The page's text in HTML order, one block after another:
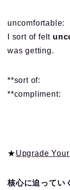
uncomfortable:
I sort of felt
was getting.
**sort of:
**compliment:
★Upgrade
核心に迫ってい